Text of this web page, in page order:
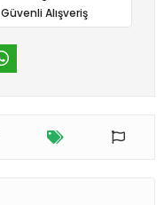
Güvenli Alışveriş